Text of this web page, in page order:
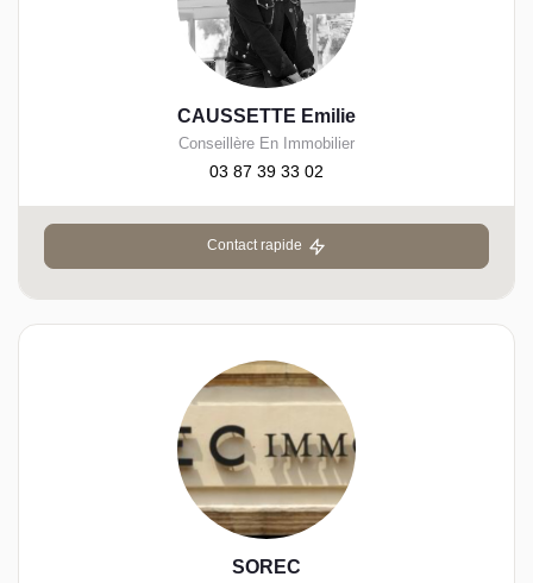
CAUSSETTE Emilie
Conseillère En Immobilier
03 87 39 33 02
Contact rapide
SOREC